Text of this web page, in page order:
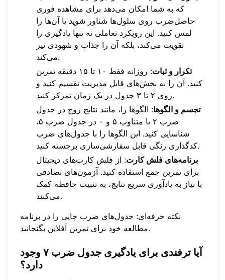
که به شما امکان می‌دهد برای مشاهده فوری
حاصل‌ضرب روی سلول‌ها شناور شوید یا آن‌ها را
لمس کنید. این رویکرد تعاملی نه تنها یادگیری را
تقویت می‌کند، بلکه آن را جذاب و شهودی نیز
می‌کند.
تکرار و ثبات
: روزانه فقط ۱۰ تا ۱۵ دقیقه تمرین
کنید. آن را به بخش‌های قابل مدیریت تقسیم کنید و
روی ۲ تا ۳ جدول در یک زمان تمرکز کنید.
تجسم و الگوها: الگوها را، مانند نتایج زوج در جدول
ضرب ۲ یا متناوب ۵ و ۰ در جدول ضرب ۵،
شناسایی کنید. این الگوها را با جدول‌های ضرب
کدگذاری رنگی قابل سفارشی‌سازی برجسته کنید.
برنامه‌های فلش کارت: از فلش کارت‌های دیجیتال
برای تمرین جمع استفاده کنید. آزمون‌های تصادفی
با نیاز به یادآوری سریع نتایج، به تثبیت حافظه کمک
می‌کنند.
نکته حرفه‌ای: جدول‌های ضرب چاپی را در برنامه
مطالعه خود برای تمرین آفلاین بگنجانید.
آیا ترفندی برای یادگیری جدول ضرب ۷ وجود
دارد؟